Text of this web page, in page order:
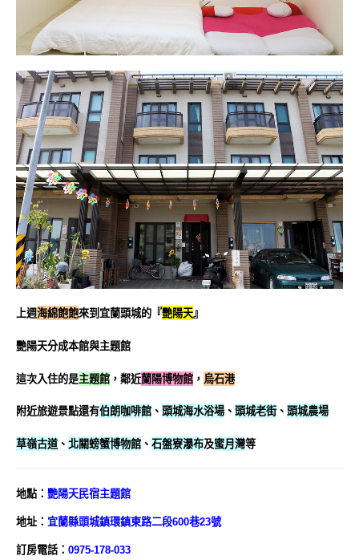
上週海綿飽飽來到宜蘭頭城的『艷陽天』
艷陽天分成本館與主題館
這次入住的是主題館 ， 鄰近蘭陽博物館 ， 烏石港
附近旅遊景點還有伯朗咖啡館 、 頭城海水浴場、 頭城老街、 頭城農場
草嶺古道 、 北關螃蟹博物館 、 石盤寮瀑布及蜜月灣等
地點： 艷陽天 民宿主題館
地址： 宜蘭縣頭城鎮環鎮東路二段600巷23號
訂房電話： 0975-178-033